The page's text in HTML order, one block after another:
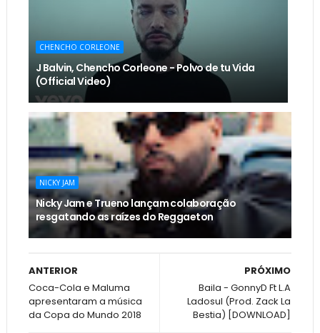
CHENCHO CORLEONE
J Balvin, Chencho Corleone - Polvo de tu Vida
(Official Video)
NICKY JAM
Nicky Jam e Trueno lançam colaboração
resgatando as raízes do Reggaeton
PRÓXIMO
Baila - GonnyD Ft L.A
Ladosul (Prod. Zack La
Bestia) [DOWNLOAD]
ANTERIOR
Coca-Cola e Maluma
apresentaram a música
da Copa do Mundo 2018